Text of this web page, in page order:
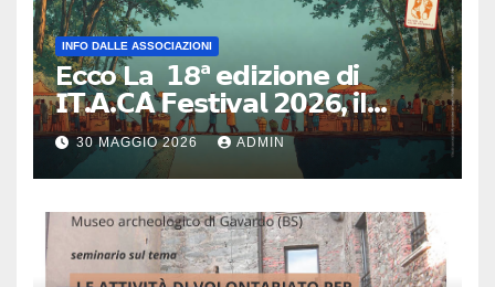
INFO DALLE ASSOCIAZIONI
Ecco La 𝟭8ª 𝗲𝗱𝗶𝘇𝗶𝗼𝗻𝗲 di
𝗜𝗧.𝗔.𝗖𝗔̀ 𝗙𝗲𝘀𝘁𝗶𝘃𝗮𝗹 𝟮𝟬𝟮6, il
primo e unico festival in Italia
dedicato al turismo
responsabile.
30 MAGGIO 2026 ADMIN